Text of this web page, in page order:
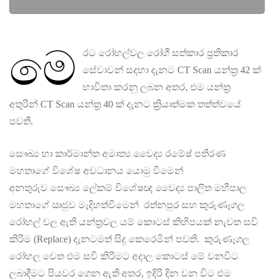
මෙ
රට රෝහල්වල රෝගී සත්කාර ප්‍රතිකාර
සේවාවන් සදහා දැනට CT Scan යන්ත්‍ර 42 ක්
භාවිතා කරනු ලබන අතර, එම යන්ත්‍ර
අතුරින් CT Scan යන්ත්‍ර 40 ක් දැනට ක්‍රියාත්මක තත්ත්වයේ
පවතී.
සෞඛ්‍ය හා කාර්මාන්ත අමාත්‍ය වෛද්‍ය රමේෂ් පතිරණ
මහතාගේ විශේෂ අවධානය යොමු වීමෙන්
අනතුරුව සෞඛ්‍ය ලේකම් විශේෂඥ වෛද්‍ය පාලිත මහීපාල
මහතාගේ ඍජුව මැදිහත්වීමෙන් රත්නපුර සහ කුරුණෑගල
රෝහල් වල ඇති යන්ත්‍රවල යම් කොටස් කිහිපයක් නැවත සවි
කිරිම (Replace) දැනටමත් සිදු කෙරෙමින් පවති. කුරුණෑගල
රෝහල වෙත එම සවි කිරිමට අදාල කොටස් මේ වනවිට
ලබාදීමට පියවර ගෙන ඇති අතර, ඉදිරි දින වන විට එම